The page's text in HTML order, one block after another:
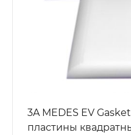
3A MEDES EV
пластины